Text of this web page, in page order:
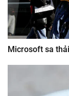
Microsoft sa